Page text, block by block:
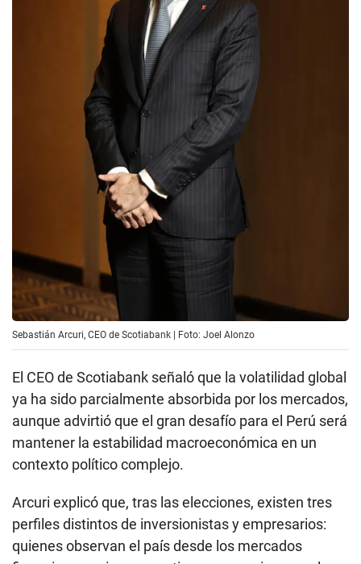
Sebastián Arcuri, CEO de Scotiabank | Foto: Joel Alonzo
El CEO de Scotiabank señaló que la volatilidad global
ya ha sido parcialmente absorbida por los mercados,
aunque advirtió que el gran desafío para el Perú será
mantener la estabilidad macroeconómica en un
contexto político complejo.
Arcuri explicó que, tras las elecciones, existen tres
perfiles distintos de inversionistas y empresarios:
quienes observan el país desde los mercados